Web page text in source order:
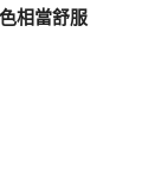
相當舒服